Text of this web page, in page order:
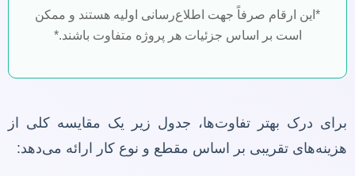
*این ارقام صرفاً جهت اطلاع‌رسانی اولیه هستند و ممکن
است بر اساس جزئیات هر پروژه متفاوت باشند.*
برای درک بهتر تفاوت‌ها، جدول زیر یک مقایسه کلی از
هزینه‌های تقریبی بر اساس مقطع و نوع کار ارائه می‌دهد: